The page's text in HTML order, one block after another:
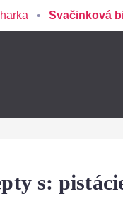
Svačinková
s: